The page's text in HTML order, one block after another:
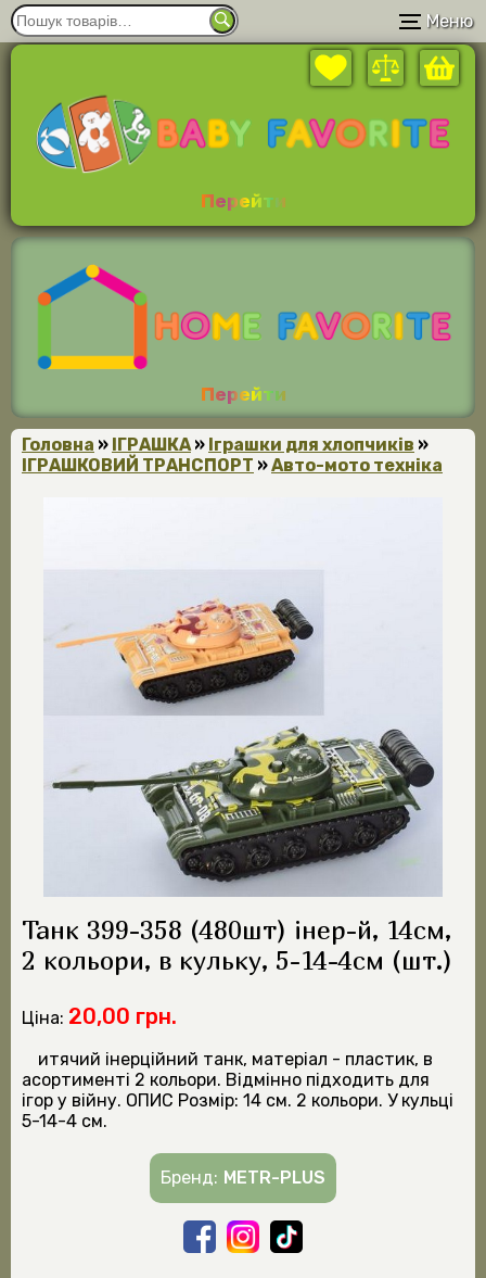
Меню
Перейти
Перейти
Головна » ІГРАШКА» Іграшки для хлопчиків »
ІГРАШКОВИЙ ТРАНСПОРТ »Авто-мото техніка
Танк 399-358 (480шт) інер-й, 14см,
2 кольори, в кульку, 5-14-4см (шт.)
Ціна: 20,00 грн.
итячий інерційний танк, матеріал - пластик, в
асортименті 2 кольори. Відмінно підходить для
ігор у війну. ОПИС Розмір: 14 см. 2 кольори. У кульці
5-14-4 см.
Бренд: METR-PLUS